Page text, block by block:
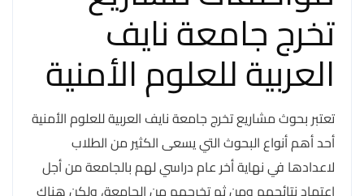
تخرج جامعة نايف
العربية للعلوم الأمنية
تعتبر بحوث مشاريع تخرج جامعة نايف العربية للعلوم الأمنية
أحد أهم أنواع البحوث التي يسعى الكثير من الطلاب
لاعدادها في نهاية أخر عام دراسي لهم بالجامعة من أجل
اعتماد نتائجهم ومن ثم تخرجهم من الجامعة، ولكن هناك